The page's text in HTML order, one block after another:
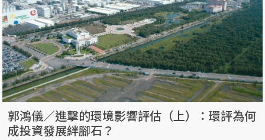
郭鴻儀／進擊的環境影響評估（上）：環評為何
成投資發展絆腳石？